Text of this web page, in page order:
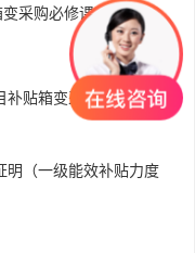
变采购必修课
补贴箱变采购费的
明（一级能效补贴力度